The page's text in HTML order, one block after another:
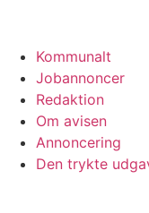
Kommunalt
Jobannoncer
Redaktion
Om avisen
Annoncering
Den trykte